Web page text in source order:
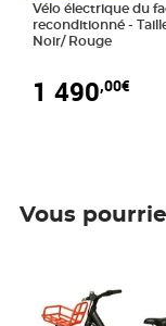
Vélo électrique du
reconditionné - Taille normale -
Noir/ Rouge
1 490,00€
Vous